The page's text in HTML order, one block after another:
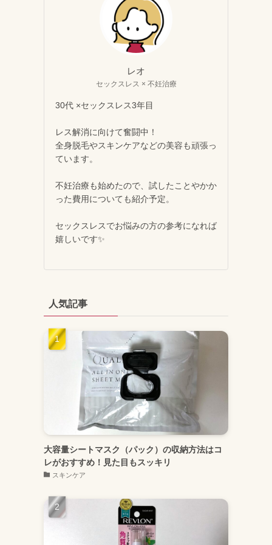
レオ
セックスレス × 不妊治療
30代 ×セックスレス3年目
レス解消に向けて奮闘中！
全身脱毛やスキンケアなどの美容も頑張っ
ています。
不妊治療も始めたので、試したことやかか
った費用についても紹介予定。
セックスレスでお悩みの方の参考になれば
嬉しいです✨
人気記事
大容量シートマスク（パック）の収納方法はコ
レがおすすめ！見た目もスッキリ
スキンケア